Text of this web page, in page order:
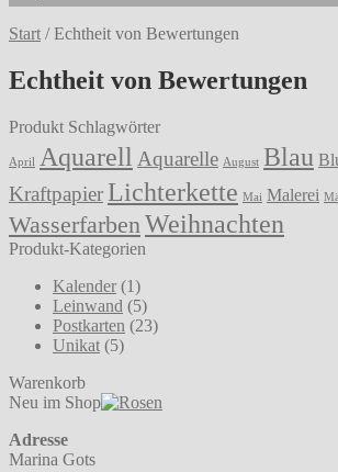
Start /Echtheit von Bewertungen
Echtheit von Bewertungen
Produkt Schlagwörter
April Aquarell Aquarelle August Blau
Kraftpapier Lichterkette Mai Malerei
Wasserfarben Weihnachten
Produkt-Kategorien
Kalender (1)
Leinwand (5)
Postkarten (23)
Unikat (5)
Warenkorb
Neu im Shop
Adresse
Marina Gots